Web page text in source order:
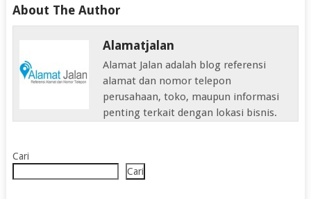
About The Author
Alamatjalan
Alamat Jalan adalah blog referensi
alamat dan nomor telepon
perusahaan, toko, maupun informasi
penting terkait dengan lokasi bisnis.
Cari
Cari